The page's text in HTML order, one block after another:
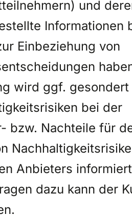
und
Informationen
Einbeziehung von
wird ggf.
bei der
bzw. Nachteile für
Anbieters
dazu kann der